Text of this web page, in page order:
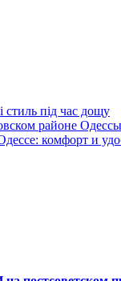
під час дощу
районе Одессы
комфорт и